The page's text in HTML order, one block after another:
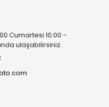
Cumartesi 10:00 -
ulaşabilirsiniz.